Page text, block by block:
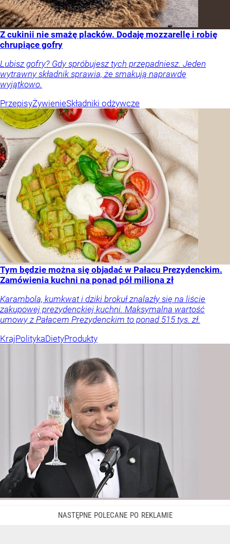
Z cukinii nie smażę placków. Dodaję mozzarellę i robię
chrupiące gofry
Lubisz gofry? Gdy spróbujesz tych przepadniesz. Jeden
wytrawny składnik sprawia, że smakują naprawdę
wyjątkowo.
PrzepisyŻywienieSkładniki odżywcze
Tym będzie można się objadać w Pałacu Prezydenckim.
Zamówienia kuchni na ponad pół miliona zł
Karambola, kumkwat i dziki brokuł znalazły się na liście
zakupowej prezydenckiej kuchni. Maksymalna wartość
umowy z Pałacem Prezydenckim to ponad 515 tys. zł.
KrajPolitykaDietyProdukty